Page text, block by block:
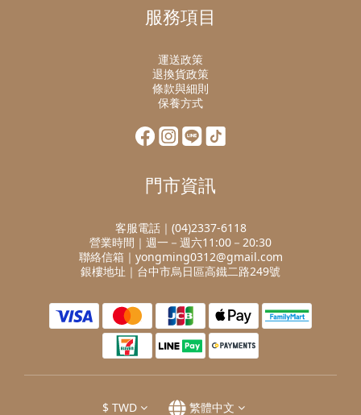
服務項目
運送政策
退換貨政策
條款與細則
保養方式
門市資訊
客服電話｜(04)2337-6118
營業時間｜週一－週六11:00－20:30
聯絡信箱｜yongming0312@gmail.com
銀樓地址｜台中市烏日區高鐵二路249號
$ TWD 繁體中文